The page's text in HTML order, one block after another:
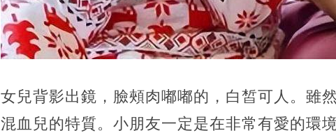
女兒背影出鏡，臉頰肉嘟嘟的，白皙可人。雖
混血兒的特質。小朋友一定是在非常有愛的環